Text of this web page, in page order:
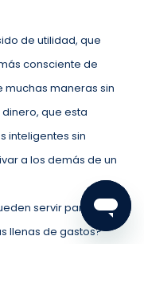
de utilidad, que
consciente de
maneras sin
que esta
inteligentes sin
a los demás de un
servir para
llenas de gastos?